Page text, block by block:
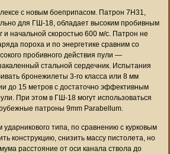
с новым боеприпасом. Патрон 7Н31,
для ГШ-18, обладает высоким пробивным
и начальной скоростью 600 м/с. Патрон не
пороха и по энергетике сравним со
пробивного действия пули —
стальной сердечник. Испытания
бронежилеты 3-го класса или 8 мм
до 15 метров с достаточно эффективным
При этом в ГШ-18 могут использоваться
патроны 9mm Parabellum.
типа, по сравнению с курковым
конструкцию, снизить массу пистолета, но
расстояние от оси канала ствола до